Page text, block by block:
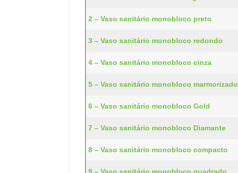
2 – Vaso sanitário monobloco preto
3 – Vaso sanitário monobloco redondo
4 – Vaso sanitário monobloco cinza
5 – Vaso sanitário monobloco marmorizado
6 – Vaso sanitário monobloco Gold
7 – Vaso sanitário monobloco Diamante
8 – Vaso sanitário monobloco compacto